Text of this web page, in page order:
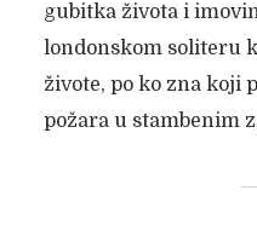
gubitka života i
londonskom soliteru
živote, po ko zna koji
požara u stambenim